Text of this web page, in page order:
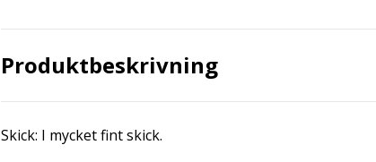
Produktbeskrivning
Skick: I mycket fint skick.